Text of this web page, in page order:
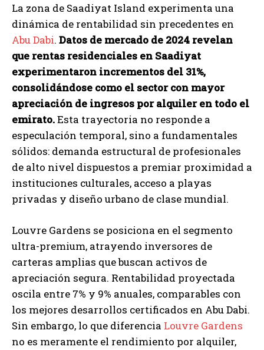
La zona de Saadiyat Island experimenta una
dinámica de rentabilidad sin precedentes en
Abu Dabi. Datos de mercado de 2024 revelan
que rentas residenciales en Saadiyat
experimentaron incrementos del 31%,
consolidándose como el sector con mayor
apreciación de ingresos por alquiler en todo el
emirato.Esta trayectoria no responde a
especulación temporal, sino a fundamentales
sólidos: demanda estructural de profesionales
de alto nivel dispuestos a premiar proximidad a
instituciones culturales, acceso a playas
privadas y diseño urbano de clase mundial.
Louvre Gardens se posiciona en el segmento
ultra-premium, atrayendo inversores de
carteras amplias que buscan activos de
apreciación segura. Rentabilidad proyectada
oscila entre 7% y 9% anuales, comparables con
los mejores desarrollos certificados en Abu Dabi.
Sin embargo, lo que diferencia Louvre Gardens
no es meramente el rendimiento por alquiler,